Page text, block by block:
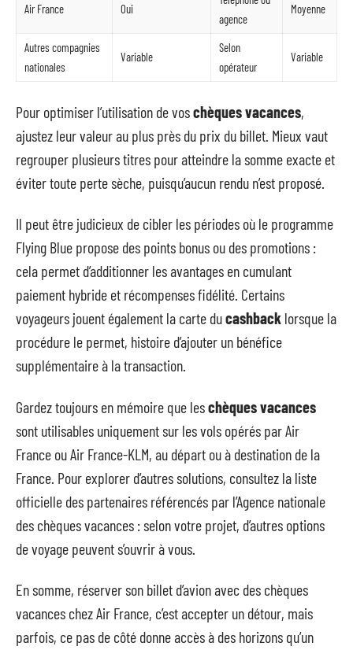
Air France Oui
agence
Moyenne
Autres compagnies
nationales
Variable
Selon
opérateur
Variable
Pour optimiser l’utilisation de voschèques vacances,
ajustez leur valeur au plus près du prix du billet. Mieux vaut
regrouper plusieurs titres pour atteindre la somme exacte et
éviter toute perte sèche, puisqu’aucun rendu n’est proposé.
Il peut être judicieux de cibler les périodes où le programme
Flying Blue propose des points bonus ou des promotions :
cela permet d’additionner les avantages en cumulant
paiement hybride et récompenses fidélité. Certains
voyageurs jouent également la carte ducashback lorsque la
procédure le permet, histoire d’ajouter un bénéfice
supplémentaire à la transaction.
Gardez toujours en mémoire que leschèques vacances
sont utilisables uniquement sur les vols opérés par Air
France ou Air France-KLM, au départ ou à destination de la
France. Pour explorer d’autres solutions, consultez la liste
officielle des partenaires référencés par l’Agence nationale
des chèques vacances : selon votre projet, d’autres options
de voyage peuvent s’ouvrir à vous.
En somme, réserver son billet d’avion avec des chèques
vacances chez Air France, c’est accepter un détour, mais
parfois, ce pas de côté donne accès à des horizons qu’un